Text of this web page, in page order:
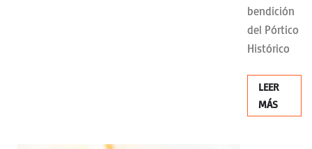
bendición
del Pórtico
Histórico
LEER
MÁS